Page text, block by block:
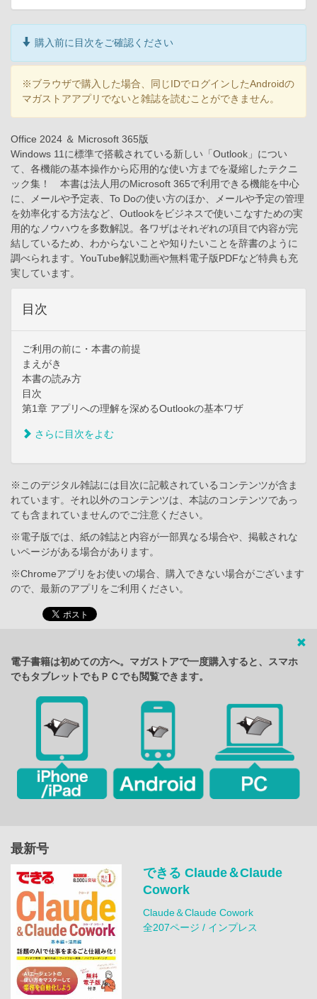
購入前に目次をご確認ください
※ブラウザで購入した場合、同じIDでログインしたAndroidの
マガストアアプリでないと雑誌を読むことができません。
Office 2024 ＆ Microsoft 365版
Windows 11に標準で搭載されている新しい「Outlook」につい
て、各機能の基本操作から応用的な使い方までを凝縮したテクニ
ック集！ 本書は法人用のMicrosoft 365で利用できる機能を中心
に、メールや予定表、To Doの使い方のほか、メールや予定の管理
を効率化する方法など、Outlookをビジネスで使いこなすための実
用的なノウハウを多数解説。各ワザはそれぞれの項目で内容が完
結しているため、わからないことや知りたいことを辞書のように
調べられます。YouTube解説動画や無料電子版PDFなど特典も充
実しています。
目次
ご利用の前に・本書の前提
まえがき
本書の読み方
目次
第1章 アプリへの理解を深めるOutlookの基本ワザ
さらに目次をよむ
※このデジタル雑誌には目次に記載されているコンテンツが含ま
れています。それ以外のコンテンツは、本誌のコンテンツであっ
ても含まれていませんのでご注意ください。
※電子版では、紙の雑誌と内容が一部異なる場合や、掲載されな
いページがある場合があります。
※Chromeアプリをお使いの場合、購入できない場合がございます
ので、最新のアプリをご利用ください。
電子書籍は初めての方へ。マガストアで一度購入すると、スマホ
でもタブレットでもＰＣでも閲覧できます。
最新号
できる Claude＆Claude
Cowork
Claude＆Claude Cowork
全207ページ / インプレス